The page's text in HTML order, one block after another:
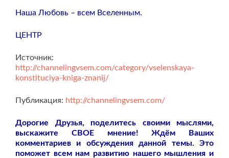
Наша Любовь – всем Вселенным.
ЦЕНТР
Источник:
http://channelingvsem.com/category/vselenskaya-
konstituciya-kniga-znanij/
Публикация: http://channelingvsem.com/
Дорогие Друзья, поделитесь своими мыслями,
выскажите СВОЕ мнение! Ждём Ваших
комментариев и обсуждения данной темы. Это
поможет всем нам развитию нашего мышления и